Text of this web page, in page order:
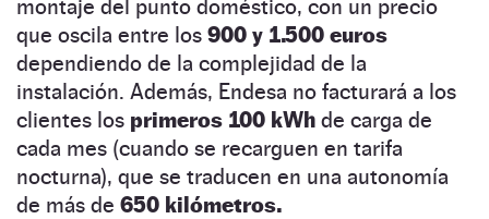
montaje del punto doméstico, con un precio
que oscila entre los 900 y 1.500 euros
dependiendo de la complejidad de la
instalación. Además, Endesa no facturará a los
clientes los primeros 100 kWh de carga de
cada mes (cuando se recarguen en tarifa
nocturna), que se traducen en una autonomía
de más de 650 kilómetros.